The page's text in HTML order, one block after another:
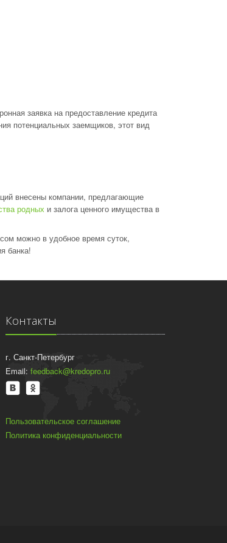
заявка на предоставление кредита
потенциальных заемщиков, этот вид
внесены компании, предлагающие
родных и залога ценного имущества в
можно в удобное время суток,
банка!
Контакты
г. Санкт-Петербург
Email: feedback@kredopro.ru
Пользовательское соглашение
Политика конфиденциальности